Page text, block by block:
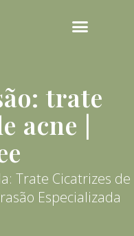
trate
acne |
Trate Cicatrizes de
Especializada